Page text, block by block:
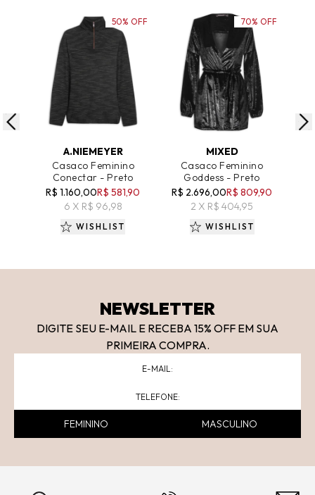
A.NIEMEYER
Casaco Feminino
Conectar - Preto
R$ 1.160,00R$ 581,90
6 X R$ 96,98
50% OFF
WISHLIST
ADICIONAR AO CARRINHO
MIXED
Casaco Feminino
Goddess - Preto
R$ 2.696,00R$ 809,90
2 X R$ 404,95
70% OFF
WISHLIST
NEWSLETTER
DIGITE SEU E-MAIL E RECEBA 15% OFF EM SUA
PRIMEIRA COMPRA.
FEMININO MASCULINO